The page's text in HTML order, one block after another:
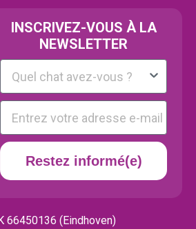
INSCRIVEZ-VOUS À LA
NEWSLETTER
Kattenras
E-mail
Restez informé(e)
66450136 (Eindhoven)